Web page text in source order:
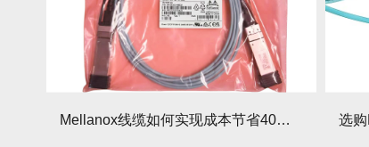
Mellanox线缆如何实现成本节省40%？还有哪些隐藏部署要点？